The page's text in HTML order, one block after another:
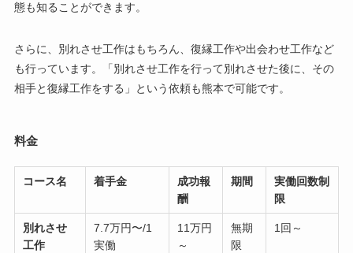
態も知ることができます。
さらに、別れさせ工作はもちろん、復縁工作や出会わせ工作など
も行っています。「別れさせ工作を行って別れさせた後に、その
相手と復縁工作をする」という依頼も熊本で可能です。
料金
コース名 着手金
成功報
酬
期間
実働回数制
限
別れさせ
工作
7.7万円〜/1
実働
11万円
～
無期
限
1回～